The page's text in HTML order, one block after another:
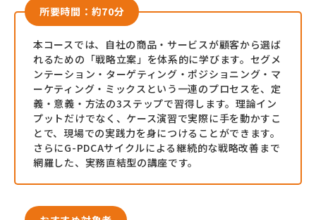
etudes Classroom
お役立ち資料一覧
所要時間：約70分
本コースでは、自社の商品・サービスが顧客から選ば
れるための「戦略立案」を体系的に学びます。セグメ
ンテーション・ターゲティング・ポジショニング・マ
ーケティング・ミックスという一連のプロセスを、定
義・意義・方法の3ステップで習得します。理論イン
プットだけでなく、ケース演習で実際に手を動かすこ
とで、現場での実践力を身につけることができます。
さらにG-PDCAサイクルによる継続的な戦略改善まで
網羅した、実務直結型の講座です。